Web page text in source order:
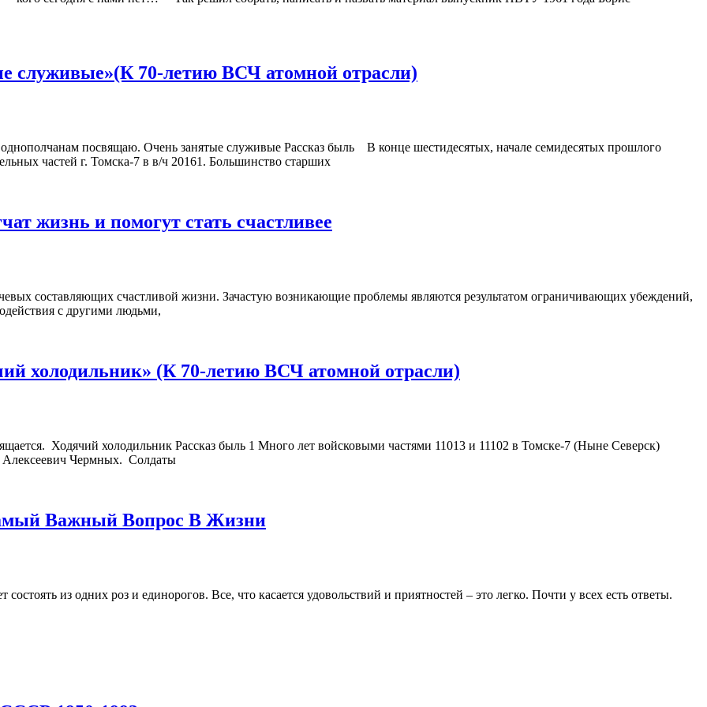
служивые»(К 70-летию ВСЧ атомной отрасли)
служивые Рассказ быль В конце шестидесятых, начале семидесятых прошлого
частей г. Томска-7 в в/ч 20161. Большинство старших
жизнь и помогут стать счастливее
составляющих счастливой жизни. Зачастую возникающие проблемы являются результатом ограничивающих убеждений,
с другими людьми,
холодильник» (К 70-летию ВСЧ атомной отрасли)
Ходячий холодильник Рассказ быль 1 Много лет войсковыми частями 11013 и 11102 в Томске-7 (Ныне Северск)
Чермных. Солдаты
Важный Вопрос В Жизни
из одних роз и единорогов. Все, что касается удовольствий и приятностей – это легко. Почти у всех есть ответы.